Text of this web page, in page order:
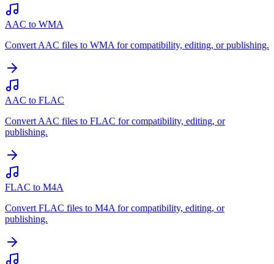
AAC to WMA
Convert AAC files to WMA for compatibility, editing, or publishing.
AAC to FLAC
Convert AAC files to FLAC for compatibility, editing, or
publishing.
FLAC to M4A
Convert FLAC files to M4A for compatibility, editing, or
publishing.